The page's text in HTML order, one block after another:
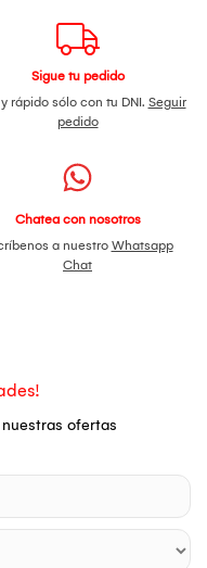
Sigue tu pedido
rápido sólo con tu DNI. Seguir
pedido
Chatea con nosotros
a nuestro Whatsapp
Chat
ofertas